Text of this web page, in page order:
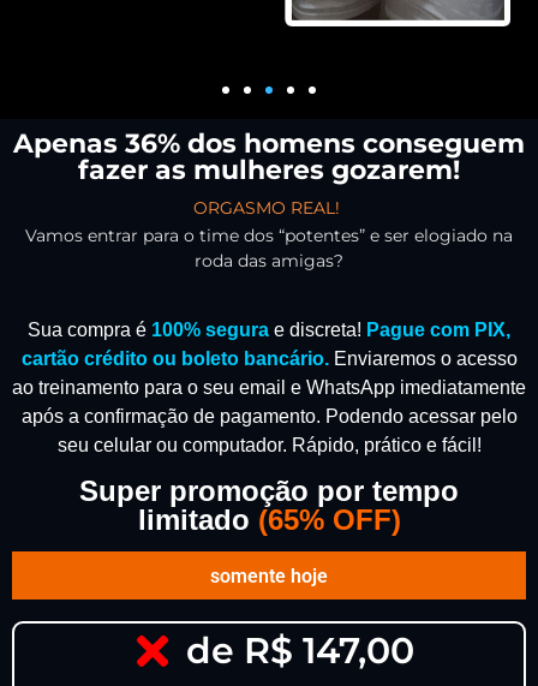
Apenas 36% dos homens conseguem
fazer as mulheres gozarem!
ORGASMO REAL!
Vamos entrar para o time dos “potentes” e ser elogiado na
roda das amigas?
Sua compra é 100% segura e discreta! Pague com PIX,
cartão crédito ou boleto bancário. Enviaremos o acesso
ao treinamento para o seu email e WhatsApp imediatamente
após a confirmação de pagamento. Podendo acessar pelo
seu celular ou computador. Rápido, prático e fácil!
Super promoção por tempo
limitado (65% OFF)
somente hoje
de R$ 147,00